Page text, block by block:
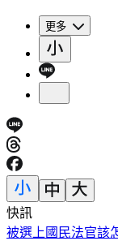
更多
快訊
國家警報大響！下